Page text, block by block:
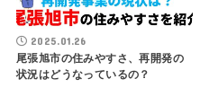
2025.01.26
尾張旭市の住みやすさ、再開発の
状況はどうなっているの？